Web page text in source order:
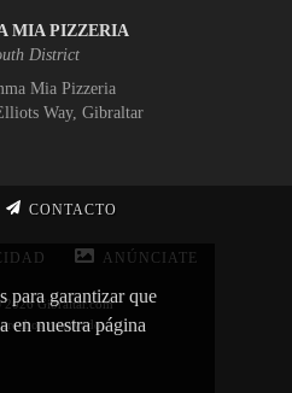
para garantizar que
en nuestra página
MIA PIZZERIA
District
Way, Gibraltar
CONTACTO
ANÚNCIATE
Gibraltar.com
reservados